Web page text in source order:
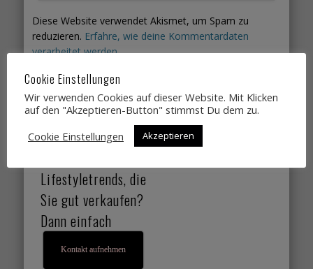
Diese Website verwendet Akismet, um Spam zu
reduzieren. Erfahre, wie deine Kommentardaten
verarbeitet werden.
Sie suchen
Designtrends,
Farbtrends,
Lifestyletrends, die
Sie gut verkaufen?
Dann einfach
Kontakt aufnehmen
Cookie Einstellungen
Wir verwenden Cookies auf dieser Website. Mit Klicken
auf den "Akzeptieren-Button" stimmst Du dem zu.
Cookie Einstellungen
Akzeptieren